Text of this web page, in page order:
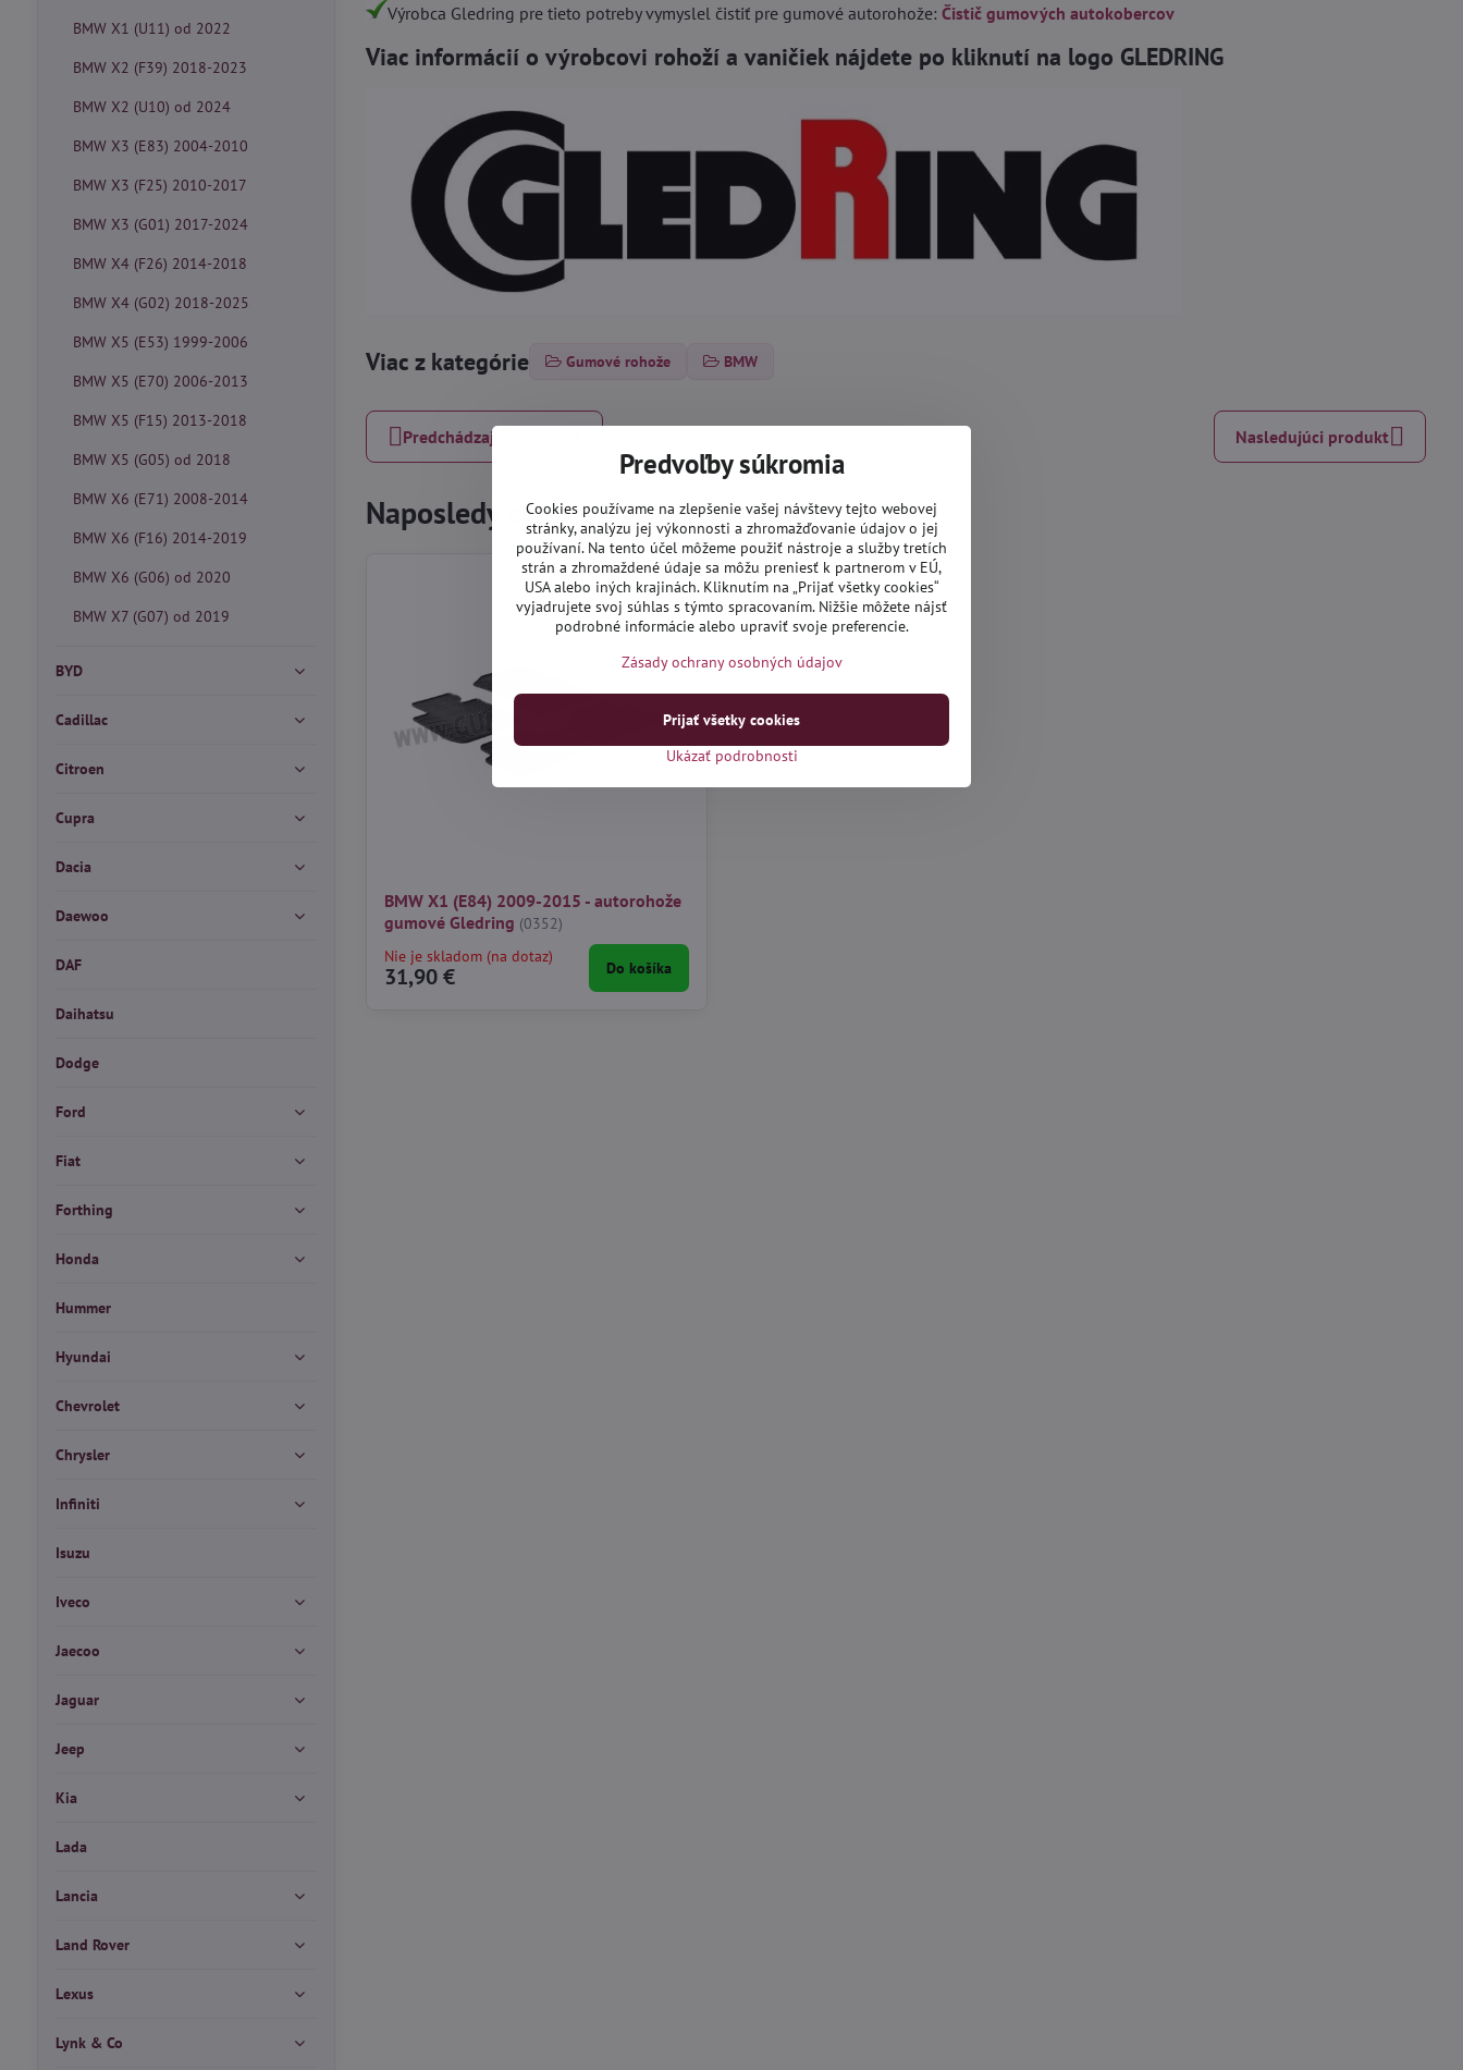
Výrobca Gledring pre tieto potreby vymyslel čistiť pre gumové autorohože:Čistič gumových autokobercov
Viac informácií o výrobcovi rohoží a vaničiek nájdete po kliknutí na logo GLEDRING
Viac z kategórie Gumové rohože BMW
Predchádzajúci produkt Nasledujúci produkt
Naposledy ste navštívili tieto produkty
BMW X1 (E84) 2009-2015 - autorohože
gumové Gledring (0352)
Nie je skladom (na dotaz)
31,90 € Do košíka
BMW X1 (U11) od 2022
BMW X2 (F39) 2018-2023
BMW X2 (U10) od 2024
BMW X3 (E83) 2004-2010
BMW X3 (F25) 2010-2017
BMW X3 (G01) 2017-2024
BMW X4 (F26) 2014-2018
BMW X4 (G02) 2018-2025
BMW X5 (E53) 1999-2006
BMW X5 (E70) 2006-2013
BMW X5 (F15) 2013-2018
BMW X5 (G05) od 2018
BMW X6 (E71) 2008-2014
BMW X6 (F16) 2014-2019
BMW X6 (G06) od 2020
BMW X7 (G07) od 2019
BYD
Cadillac
Citroen
Cupra
Dacia
Daewoo
DAF
Daihatsu
Dodge
Ford
Fiat
Forthing
Honda
Hummer
Hyundai
Chevrolet
Chrysler
Infiniti
Isuzu
Iveco
Jaecoo
Jaguar
Jeep
Kia
Lada
Lancia
Land Rover
Lexus
Lynk & Co
Predvoľby súkromia
Cookies používame na zlepšenie vašej návštevy tejto webovej
stránky, analýzu jej výkonnosti a zhromažďovanie údajov o jej
používaní. Na tento účel môžeme použiť nástroje a služby tretích
strán a zhromaždené údaje sa môžu preniesť k partnerom v EÚ,
USA alebo iných krajinách. Kliknutím na „Prijať všetky cookies“
vyjadrujete svoj súhlas s týmto spracovaním. Nižšie môžete nájsť
podrobné informácie alebo upraviť svoje preferencie.
Zásady ochrany osobných údajov
Ukázať podrobnosti
Prijať všetky cookies